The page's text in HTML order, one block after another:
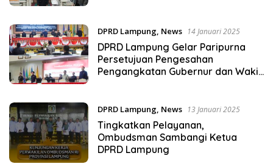
DPRD Lampung, News 14 Januari 2025
DPRD Lampung Gelar Paripurna
Persetujuan Pengesahan
Pengangkatan Gubernur dan Wakil
DPRD Lampung, News 13 Januari 2025
Tingkatkan Pelayanan,
Ombudsman Sambangi Ketua
DPRD Lampung